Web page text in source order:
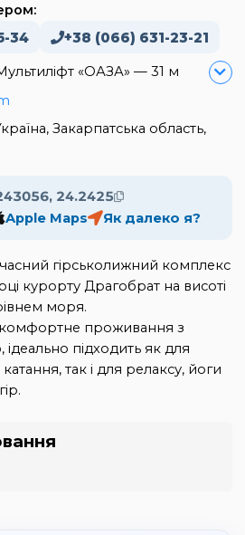
34 +38 (066) 631-23-21
«ОАЗА» — 31 м
Закарпатська область,
24.2425
Apple Maps Як далеко я?
гірськолижний комплекс
курорту Драгобрат на висоті
моря.
проживання з
підходить як для
так і для релаксу, йоги